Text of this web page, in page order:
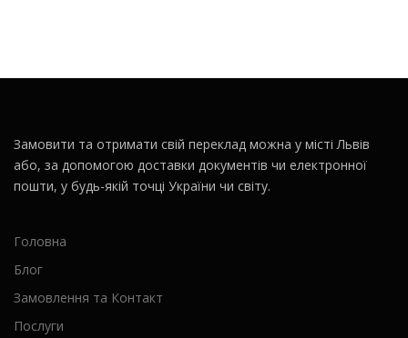
Замовити та отримати свій переклад можна у місті Львів
або, за допомогою доставки документів чи електронної
пошти, у будь-якій точці України чи світу.
Головна
Блог
Замовлення та Контакт
Послуги